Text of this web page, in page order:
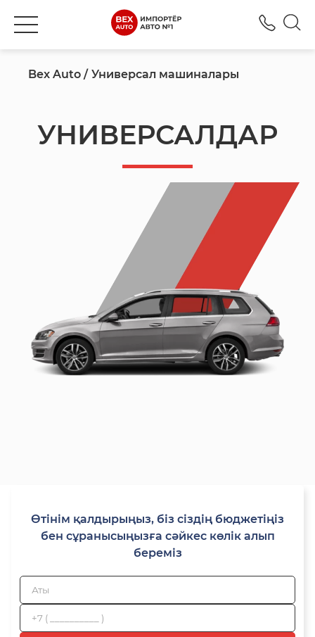
Bex Auto Универсал машиналары
УНИВЕРСАЛДАР
Өтінім қалдырыңыз, біз сіздің бюджетіңіз
бен сұранысыңызға сәйкес көлік алып
береміз